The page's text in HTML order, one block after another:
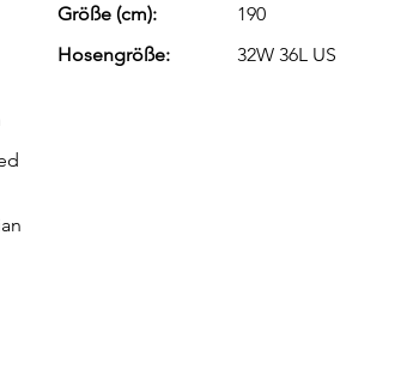
Größe (cm):
190
Hosengröße: 32W 36L US